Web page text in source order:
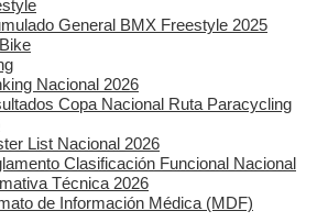
General BMX Freestyle 2025
Nacional 2026
Copa Nacional Ruta Paracycling
List Nacional 2026
Clasificación Funcional Nacional
Técnica 2026
de Información Médica (MDF)